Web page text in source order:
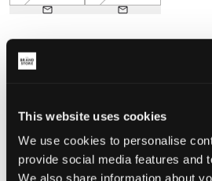
This website uses cookies
We use cookies to personalise
provide social media features and
We also share information about
Wahrgenommene Größe
WÄHLEN SIE EINE